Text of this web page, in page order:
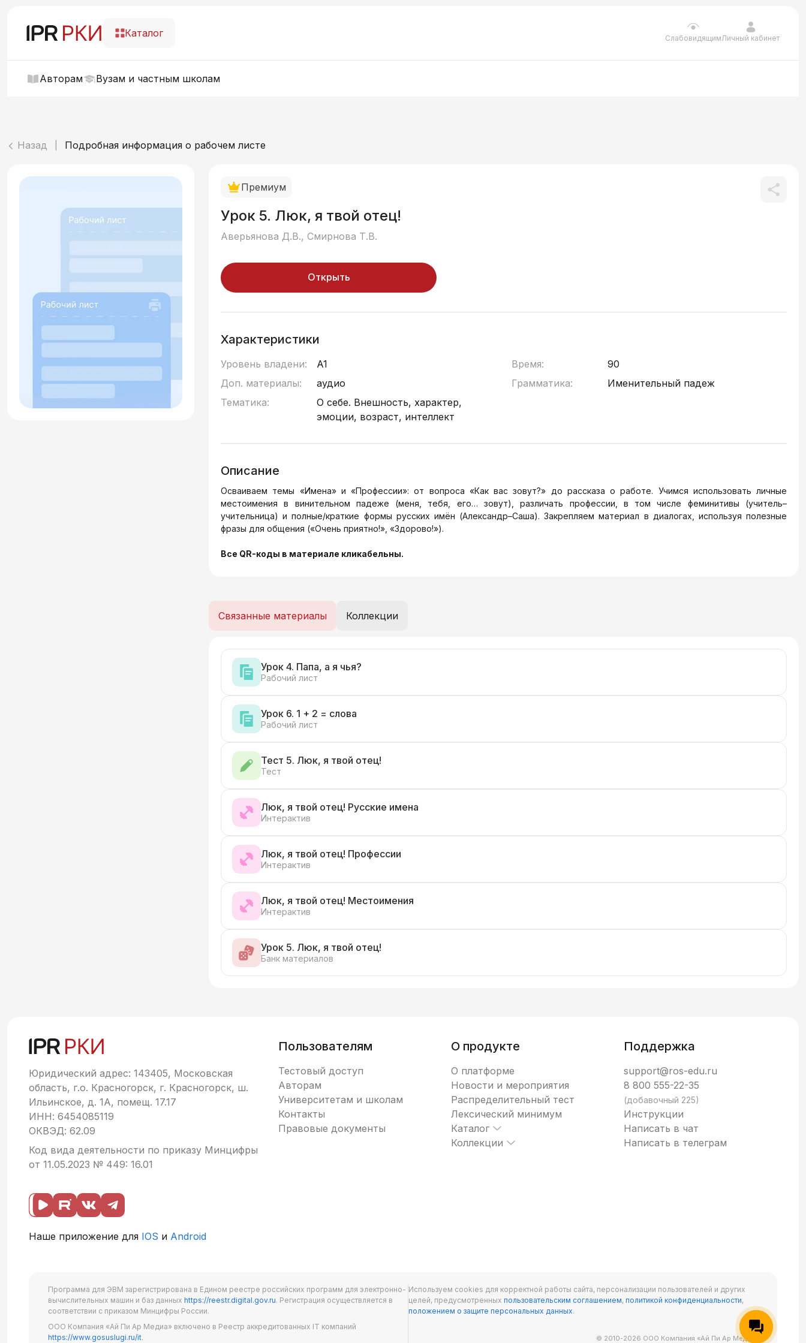
Каталог СлабовидящимЛичный кабинет
Авторам Вузам и частным школам
Назад Подробная информация о рабочем листе
Премиум
Урок 5. Люк, я твой отец!
Аверьянова Д.В., Смирнова Т.В.
Открыть
Характеристики
Уровень владени: A1 Время:
90
Доп. материалы:
аудио Грамматика:
Именительный падеж
Тематика:
О себе. Внешность, характер,
эмоции, возраст, интеллект
Описание
Осваиваем темы «Имена» и «Профессии»: от вопроса «Как вас зовут?» до рассказа о работе. Учимся использовать личные
местоимения в винительном падеже (меня, тебя, его… зовут), различать профессии, в том числе феминитивы (учитель–
учительница) и полные/краткие формы русских имён (Александр–Саша). Закрепляем материал в диалогах, используя полезные
фразы для общения («Очень приятно!», «Здорово!»).
Все QR-коды в материале кликабельны.
Связанные материалы Коллекции
Урок 4. Папа, а я чья?
Рабочий лист
Урок 6. 1 + 2 = слова
Рабочий лист
Тест 5. Люк, я твой отец!
Тест
Люк, я твой отец! Русские имена
Интерактив
Люк, я твой отец! Профессии
Интерактив
Люк, я твой отец! Местоимения
Интерактив
Урок 5. Люк, я твой отец!
Банк материалов
Юридический адрес: 143405, Московская
область, г.о. Красногорск, г. Красногорск, ш.
Ильинское, д. 1А, помещ. 17.17
ИНН: 6454085119
ОКВЭД: 62.09
Код вида деятельности по приказу Минцифры
от 11.05.2023 № 449: 16.01
Наше приложение для IOS и Android
Пользователям
Тестовый доступ
Авторам
Университетам и школам
Контакты
Правовые документы
О продукте
О платформе
Новости и мероприятия
Распределительный тест
Лексический минимум
Каталог
Коллекции
Поддержка
support@ros-edu.ru
8 800 555-22-35
(добавочный 225)
Инструкции
Написать в чат
Написать в телеграм
Программа для ЭВМ зарегистрирована в Едином реестре российских программ для электронно-
вычислительных машин и баз данных https://reestr.digital.gov.ru. Регистрация осуществляется в
соответствии с приказом Минцифры России.
ООО Компания «Ай Пи Ар Медиа» включено в Реестр аккредитованных IT компаний
https://www.gosuslugi.ru/it.
Используем cookies для корректной работы сайта, персонализации пользователей и других
целей, предусмотренных пользовательским соглашением, политикой конфиденциальности,
положением о защите персональных данных.
© 2010-2026 ООО Компания «Ай Пи Ар Медиа»